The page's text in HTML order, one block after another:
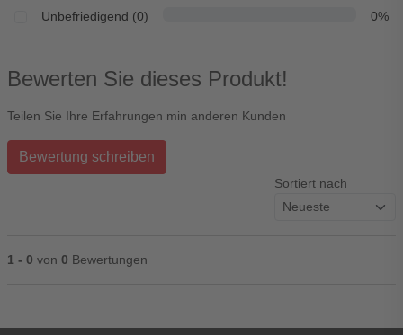
Unbefriedigend (0) 0%
Bewerten Sie dieses Produkt!
Teilen Sie Ihre Erfahrungen min anderen Kunden
Bewertung schreiben
Sortiert nach
1 - 0 von 0 Bewertungen